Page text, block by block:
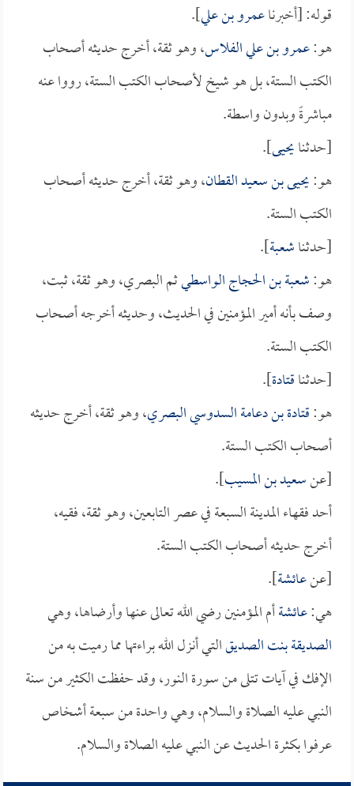
قوله: [أخبرناعمرو بن علي].
هو:عمرو بن علي الفلاس، وهو ثقة، أخرج حديثه أصحاب
الكتب الستة، بل هو شيخ لأصحاب الكتب الستة، رووا عنه
مباشرةً وبدون واسطة.
[حدثنايحيى].
هو:يحيى بن سعيد القطان، وهو ثقة، أخرج حديثه أصحاب
الكتب الستة.
[حدثناشعبة].
هو:شعبة بن الحجاج الواسطيثم البصري، وهو ثقة، ثبت،
وصف بأنه أمير المؤمنين في الحديث، وحديثه أخرجه أصحاب
الكتب الستة.
[حدثناقتادة].
هو:قتادة بن دعامة السدوسي البصري، وهو ثقة، أخرج حديثه
أصحاب الكتب الستة.
[عنسعيد بن المسيب].
أحد فقهاء المدينة السبعة في عصر التابعين، وهو ثقة، فقيه،
أخرج حديثه أصحاب الكتب الستة.
[عنعائشة].
هي:عائشةأم المؤمنين رضي الله تعالى عنها وأرضاها، وهي
الصديقة بنت الصديقالتي أنزل الله براءتها مما رميت به من
الإفك في آيات تتلى من سورة النور، وقد حفظت الكثير من سنة
النبي عليه الصلاة والسلام، وهي واحدة من سبعة أشخاص
عرفوا بكثرة الحديث عن النبي عليه الصلاة والسلام.